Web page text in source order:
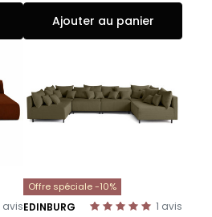
Ajouter au panier
avis
Offre spéciale -10%
1 avis
EDINBURG